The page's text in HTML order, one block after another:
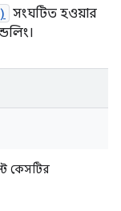
সংঘটিত হওয়ার
কেসটির